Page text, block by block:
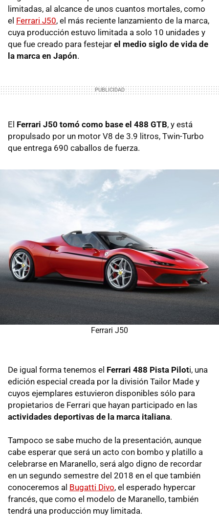
limitadas, al alcance de unos cuantos mortales, como
el Ferrari J50, el más reciente lanzamiento de la marca,
cuya producción estuvo limitada a solo 10 unidades y
que fue creado para festejar el medio siglo de vida de
la marca en Japón.
El Ferrari J50 tomó como base el 488 GTB, y está
propulsado por un motor V8 de 3.9 litros, Twin-Turbo
que entrega 690 caballos de fuerza.
Ferrari J50
De igual forma tenemos el Ferrari 488 Pista Piloti, una
edición especial creada por la división Tailor Made y
cuyos ejemplares estuvieron disponibles sólo para
propietarios de Ferrari que hayan participado en las
actividades deportivas de la marca italiana.
Tampoco se sabe mucho de la presentación, aunque
cabe esperar que será un acto con bombo y platillo a
celebrarse en Maranello, será algo digno de recordar
en un segundo semestre del 2018 en el que también
conoceremos al Bugatti Divo, el esperado hypercar
francés, que como el modelo de Maranello, también
tendrá una producción muy limitada.